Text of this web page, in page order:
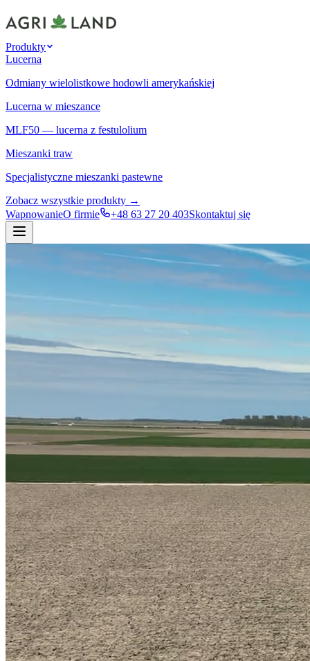
Produkty
Lucerna
Odmiany wielolistkowe hodowli amerykańskiej
Lucerna w mieszance
MLF50 — lucerna z festulolium
Mieszanki traw
Specjalistyczne mieszanki pastewne
Zobacz wszystkie produkty →
WapnowanieO firmie +48 63 27 20 403Skontaktuj się